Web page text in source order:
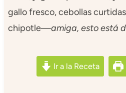
gallo fresco, cebollas
chipotle—amiga, esto está
Ir a la Receta